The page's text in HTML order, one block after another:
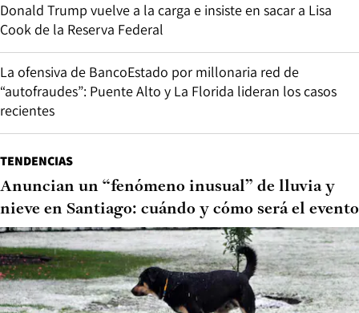
Donald Trump vuelve a la carga e insiste en sacar a Lisa
Cook de la Reserva Federal
La ofensiva de BancoEstado por millonaria red de
“autofraudes”: Puente Alto y La Florida lideran los casos
recientes
TENDENCIAS
Anuncian un “fenómeno inusual” de lluvia y
nieve en Santiago: cuándo y cómo será el evento